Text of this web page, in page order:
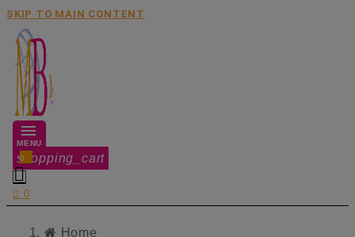
SKIP TO MAIN CONTENT
MENU
shopping_cart
0

 0
Home